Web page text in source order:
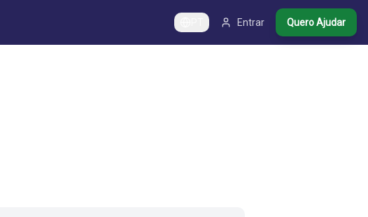
Entrar Quero Ajudar